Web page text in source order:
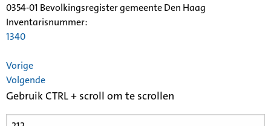
0354-01 Bevolkingsregister gemeente Den Haag
Inventarisnummer:
1340
Vorige
Volgende
Gebruik CTRL + scroll om te scrollen